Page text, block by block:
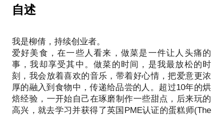
我提供场地、所有的工具、材料，面对面教你做蛋
糕，不但让宝宝、家人、朋友吃上健康美味无添加的
可以聊聊这些话题——
做一次就能成功的各类甜点；
给你讲讲家中制作蛋糕的小窍门；
传授你把蛋糕切得漂亮、烤得漂亮的秘笈；
再跟你聊一聊国内国外的品牌蛋糕店。
生活要像甜点一样，甜甜蜜蜜！
自述
我是柳倩，持续创业者。
爱好美食，在一些人看来，做菜是一件让人头痛的
事，我却享受其中。做菜的时间，是我最放松的时
刻，我会放着喜欢的音乐，带着好心情，把爱意更浓
厚的融入到食物中，传递给品尝的人。超过10年的烘
焙经验，一开始自己在琢磨制作一些甜点，后来玩的
高兴，就去学习并获得了英国PME认证的蛋糕师(The